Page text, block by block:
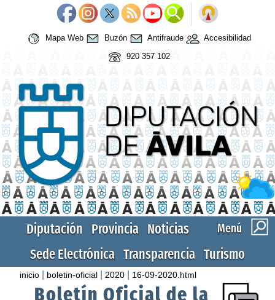
Mapa Web Buzón Antifraude
Accesibilidad
920 357 102
Menú
Diputación Provincia Noticias
Sede Electrónica Transparencia Turismo
inicio boletin-oficial 2020 16-09-2020.html
Boletín Oficial de la